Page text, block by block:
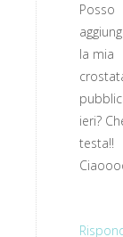
Posso
la mia
ieri?
testa!!